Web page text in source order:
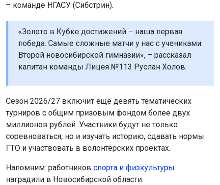
– команде НГАСУ (Сибстрин).
«Золото в Кубке достижений – наша первая
победа. Самые сложные матчи у нас с учениками
Второй новосибирской гимназии», – рассказал
капитан команды Лицея №113 Руслан Холов.
Сезон 2026/27 включит ещё девять тематических
турниров с общим призовым фондом более двух
миллионов рублей. Участники будут не только
соревноваться, но и изучать историю, сдавать нормы
ГТО и участвовать в волонтёрских проектах.
Напомним: работников спорта и физкультуры
наградили в Новосибирской области.